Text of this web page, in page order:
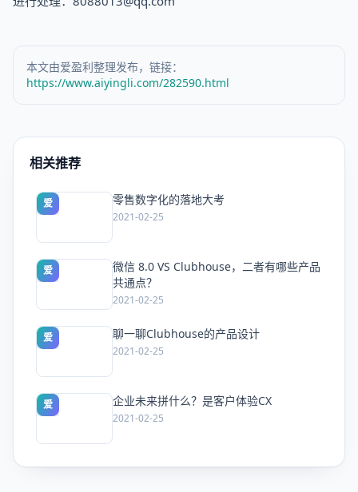
本文由爱盈利整理发布，链接：
https://www.aiyingli.com/282590.html
相关推荐
爱 零售数字化的落地大考
2021-02-25
爱
微信 8.0 VS Clubhouse，二者有哪些产品
共通点？
2021-02-25
爱 聊一聊Clubhouse的产品设计
2021-02-25
爱 企业未来拼什么？是客户体验CX
2021-02-25